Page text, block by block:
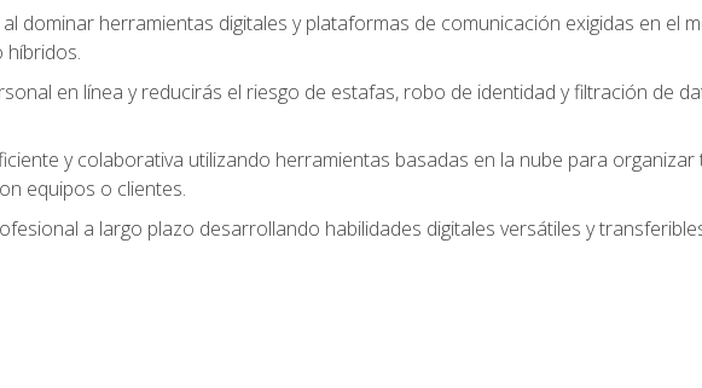
dominar herramientas digitales y plataformas de comunicación exigidas en el
en línea y reducirás el riesgo de estafas, robo de identidad y filtración de
y colaborativa utilizando herramientas basadas en la nube para
equipos o clientes.
a largo plazo desarrollando habilidades digitales versátiles y